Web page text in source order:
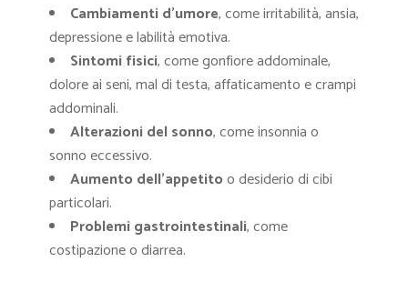
Cambiamenti d’umore, come irritabilità, ansia,
depressione e labilità emotiva.
Sintomi fisici, come gonfiore addominale,
dolore ai seni, mal di testa, affaticamento e crampi
addominali.
Alterazioni del sonno, come insonnia o
sonno eccessivo.
Aumento dell’appetitoo desiderio di cibi
particolari.
Problemi gastrointestinali, come
costipazione o diarrea.